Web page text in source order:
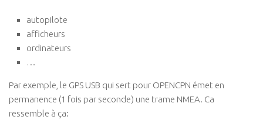
autopilote
afficheurs
ordinateurs
…
Par exemple, le GPS USB qui sert pour OPENCPN émet en
permanence (1 fois par seconde) une trame NMEA. Ca
ressemble à ça: